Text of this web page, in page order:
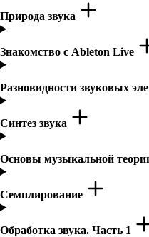
Природа звука
Знакомство с Ableton Live
Разновидности звуковых
Синтез звука
Основы музыкальной
Семплирование
Обработка звука. Часть 1